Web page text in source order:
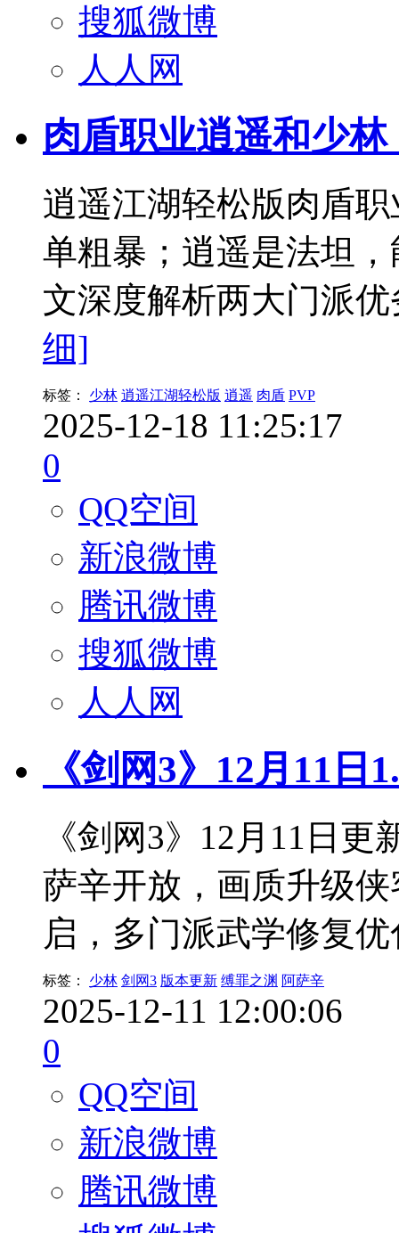
搜狐微博
人人网
肉盾职业逍遥和少
逍遥江湖轻松版肉盾
单粗暴；逍遥是法坦
文深度解析两大门派
细]
标签： 少林 逍遥江湖轻松版 逍遥 肉盾 PVP
2025-12-18 11:25:17
0
QQ空间
新浪微博
腾讯微博
搜狐微博
人人网
《剑网3》12月11日
《剑网3》12月11日
萨辛开放，画质升级
启，多门派武学修复
标签： 少林 剑网3 版本更新 缚罪之渊 阿萨辛
2025-12-11 12:00:06
0
QQ空间
新浪微博
腾讯微博